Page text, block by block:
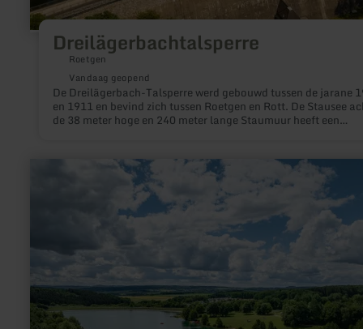
Dreilägerbachtalsperre
Roetgen
Vandaag geopend
De Dreilägerbach-Talsperre werd gebouwd tussen de jarane
en 1911 en bevind zich tussen Roetgen en Rott. De Stausee
de 38 meter hoge en 240 meter lange Staumuur heeft een
omliggende wandelparkeerplaatsen vind u wandeltafels en
bewegwijzerde wandelpaden.